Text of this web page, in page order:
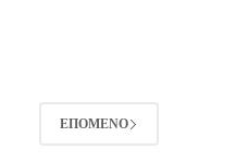
ΕΠΌΜΕΝΟ